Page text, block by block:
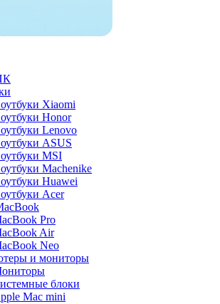
Xiaomi
Honor
Lenovo
ASUS
MSI
Machenike
Huawei
Acer
Pro
Air
Neo
и мониторы
блоки
Mac mini